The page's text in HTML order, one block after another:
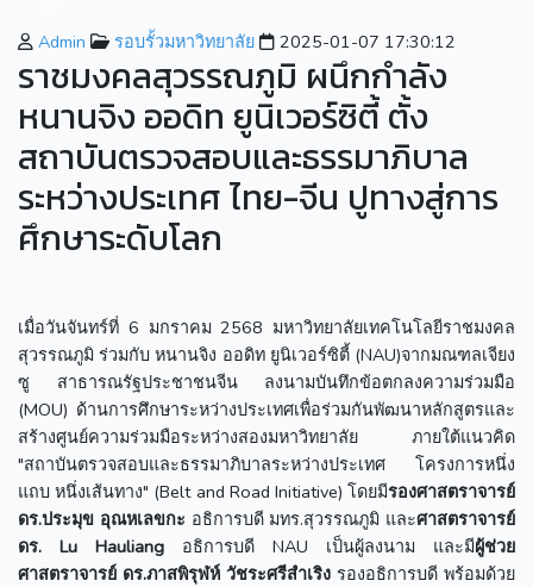
Admin รอบรั้วมหาวิทยาลัย 2025-01-07 17:30:12
ราชมงคลสุวรรณภูมิ ผนึกกำลัง
หนานจิง ออดิท ยูนิเวอร์ซิตี้ ตั้ง
สถาบันตรวจสอบและธรรมาภิบาล
ระหว่างประเทศ ไทย-จีน ปูทางสู่การ
ศึกษาระดับโลก
เมื่อวันจันทร์ที่ 6 มกราคม 2568 มหาวิทยาลัยเทคโนโลยีราชมงคล
สุวรรณภูมิ ร่วมกับ หนานจิง ออดิท ยูนิเวอร์ซิตี้ (NAU)จากมณฑลเจียง
ซู สาธารณรัฐประชาชนจีน ลงนามบันทึกข้อตกลงความร่วมมือ
(MOU) ด้านการศึกษาระหว่างประเทศเพื่อร่วมกันพัฒนาหลักสูตรและ
สร้างศูนย์ความร่วมมือระหว่างสองมหาวิทยาลัย ภายใต้แนวคิด
"สถาบันตรวจสอบและธรรมาภิบาลระหว่างประเทศ โครงการหนึ่ง
แถบ หนึ่งเส้นทาง" (Belt and Road Initiative) โดยมีรองศาสตราจารย์
ดร.ประมุข อุณหเลขกะ อธิการบดี มทร.สุวรรณภูมิ และศาสตราจารย์
ดร. Lu Hauliang อธิการบดี NAU เป็นผู้ลงนาม และมีผู้ช่วย
ศาสตราจารย์ ดร.ภาสพิรุฬห์ วัชระศรีสำเริง รองอธิการบดี พร้อมด้วย